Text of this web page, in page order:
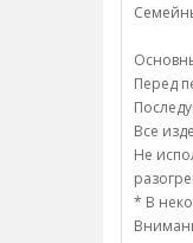
Перед
Все
Не
* В